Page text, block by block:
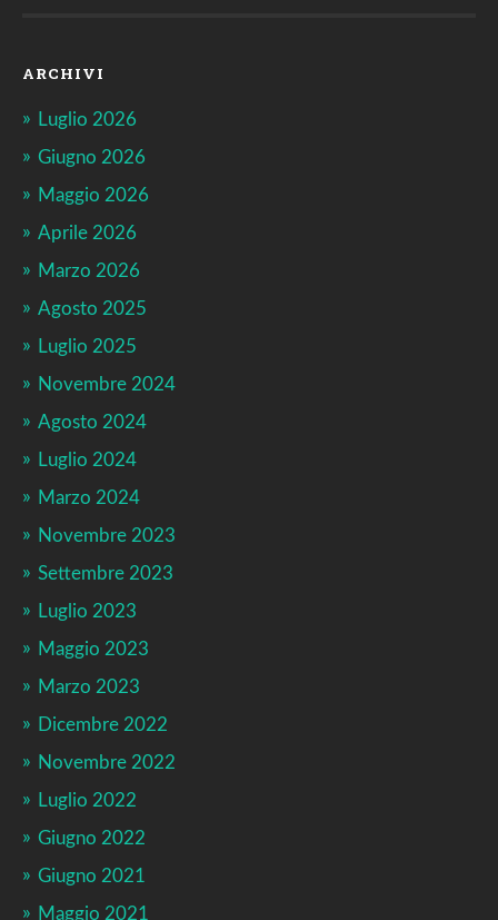
ARCHIVI
Luglio 2026
Giugno 2026
Maggio 2026
Aprile 2026
Marzo 2026
Agosto 2025
Luglio 2025
Novembre 2024
Agosto 2024
Luglio 2024
Marzo 2024
Novembre 2023
Settembre 2023
Luglio 2023
Maggio 2023
Marzo 2023
Dicembre 2022
Novembre 2022
Luglio 2022
Giugno 2022
Giugno 2021
Maggio 2021